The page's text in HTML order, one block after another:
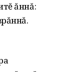
ăннă: